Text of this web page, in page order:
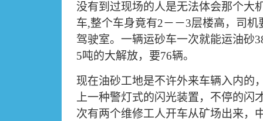
没有到过现场的人是无法体会那个大
车,整个车身竟有2－－3层楼高，司机
驾驶室。一辆运砂车一次就能运油砂
5吨的大解放，要76辆。
现在油砂工地是不许外来车辆入内的
上一种警灯式的闪光装置，不停的闪
次有两个维修工人开车从矿场出来，